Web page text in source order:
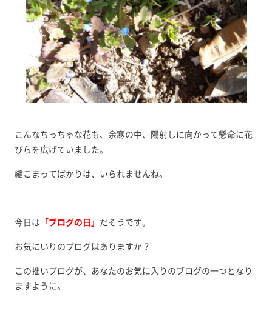
こんなちっちゃな花も、余寒の中、陽射しに向かって懸命に花
びらを広げていました。
縮こまってばかりは、いられませんね。
今日は 「ブログの日」 だそうです。
お気にいりのブログはありますか？
この拙いブログが、あなたのお気に入りのブログの一つとなり
ますように。